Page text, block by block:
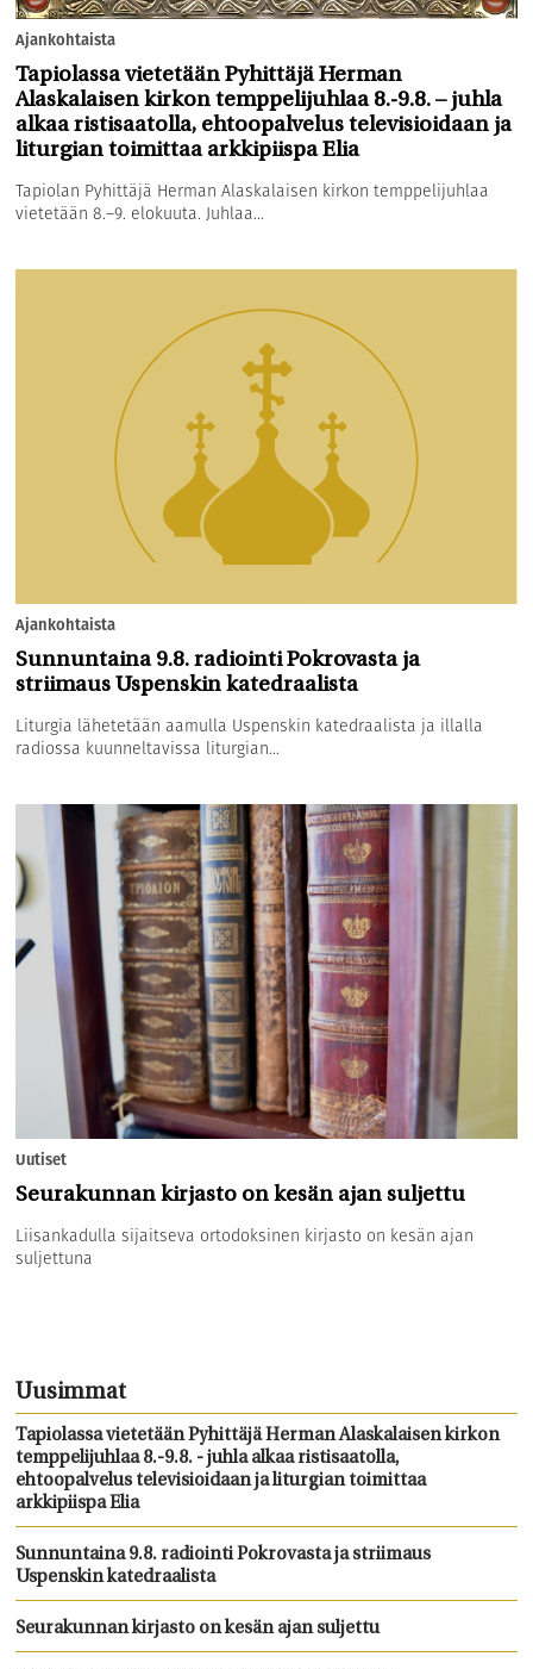
Ajankohtaista
Tapiolassa vietetään Pyhittäjä Herman
Alaskalaisen kirkon temppelijuhlaa 8.-9.8. – juhla
alkaa ristisaatolla, ehtoopalvelus televisioidaan ja
liturgian toimittaa arkkipiispa Elia
Tapiolan Pyhittäjä Herman Alaskalaisen kirkon temppelijuhlaa
vietetään 8.–9. elokuuta. Juhlaa...
Ajankohtaista
Sunnuntaina 9.8. radiointi Pokrovasta ja
striimaus Uspenskin katedraalista
Liturgia lähetetään aamulla Uspenskin katedraalista ja illalla
radiossa kuunneltavissa liturgian...
Uutiset
Seurakunnan kirjasto on kesän ajan suljettu
Liisankadulla sijaitseva ortodoksinen kirjasto on kesän ajan
suljettuna
Uusimmat
Tapiolassa vietetään Pyhittäjä Herman Alaskalaisen kirkon
temppelijuhlaa 8.-9.8. - juhla alkaa ristisaatolla,
ehtoopalvelus televisioidaan ja liturgian toimittaa
arkkipiispa Elia
Sunnuntaina 9.8. radiointi Pokrovasta ja striimaus
Uspenskin katedraalista
Seurakunnan kirjasto on kesän ajan suljettu